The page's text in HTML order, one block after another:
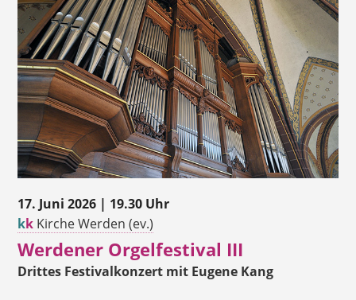
17. Juni 2026 | 19.30 Uhr
kk Kirche Werden (ev.)
Werdener Orgelfestival III
Drittes Festivalkonzert mit Eugene Kang